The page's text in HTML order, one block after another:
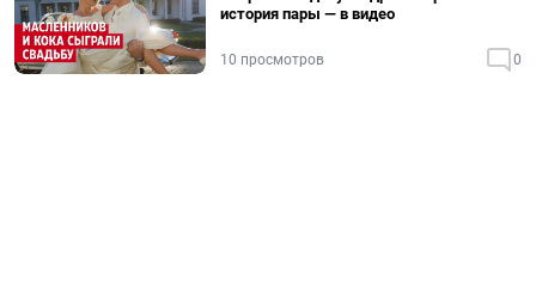
история пары — в видео
10 просмотров 0